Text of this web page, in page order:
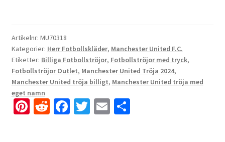
Artikelnr: MU70318
Kategorier: Herr Fotbollskläder, Manchester United F.C.
Etiketter: Billiga Fotbollströjor, Fotbollströjor med tryck,
Fotbollströjor Outlet, Manchester United Tröja 2024,
Manchester United tröja billigt, Manchester United tröja med
eget namn
Pi R Fa T E D